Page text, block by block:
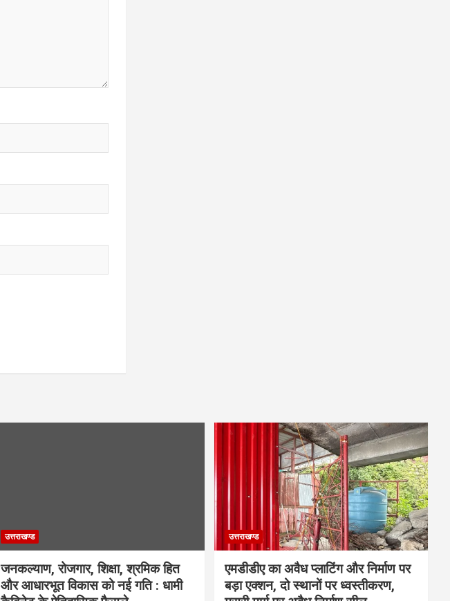
उत्तराखण्ड
जनकल्याण, रोजगार, शिक्षा, श्रमिक हित
और आधारभूत विकास को नई गति : धामी
उत्तराखण्ड
एमडीडीए का अवैध प्लाटिंग और निर्माण पर
बड़ा एक्शन, दो स्थानों पर ध्वस्तीकरण,